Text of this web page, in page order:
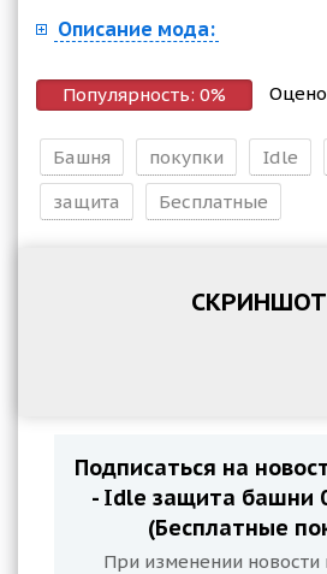
Описание мода:
Популярность: 0%
Башня покупки Idle
защита
Бесплатные
Подписаться на
- Idle защита башни
(Бесплатные
При изменении новости